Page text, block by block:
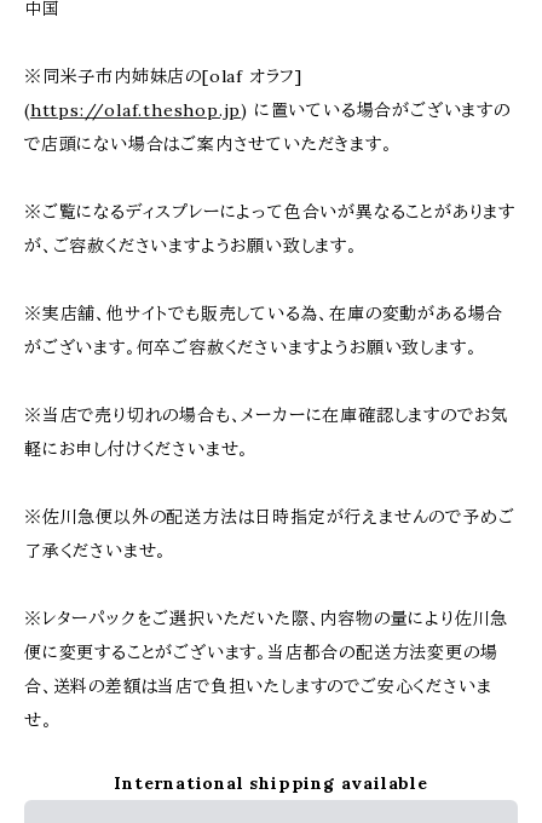
中国
※同米子市内姉妹店の[olaf オラフ]
(https://olaf.theshop.jp) に置いている場合がございますの
で店頭にない場合はご案内させていただきます。
※ご覧になるディスプレーによって色合いが異なることがあります
が、ご容赦くださいますようお願い致します。
※実店舗、他サイトでも販売している為、在庫の変動がある場合
がございます。何卒ご容赦くださいますようお願い致します。
※当店で売り切れの場合も、メーカーに在庫確認しますのでお気
軽にお申し付けくださいませ。
※佐川急便以外の配送方法は日時指定が行えませんので予めご
了承くださいませ。
※レターパックをご選択いただいた際、内容物の量により佐川急
便に変更することがございます。当店都合の配送方法変更の場
合、送料の差額は当店で負担いたしますのでご安心くださいま
せ。
International shipping available